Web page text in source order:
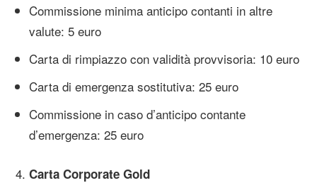
Commissione minima anticipo contanti in altre
valute: 5 euro
Carta di rimpiazzo con validità provvisoria: 10 euro
Carta di emergenza sostitutiva: 25 euro
Commissione in caso d’anticipo contante
d’emergenza: 25 euro
Carta Corporate Gold